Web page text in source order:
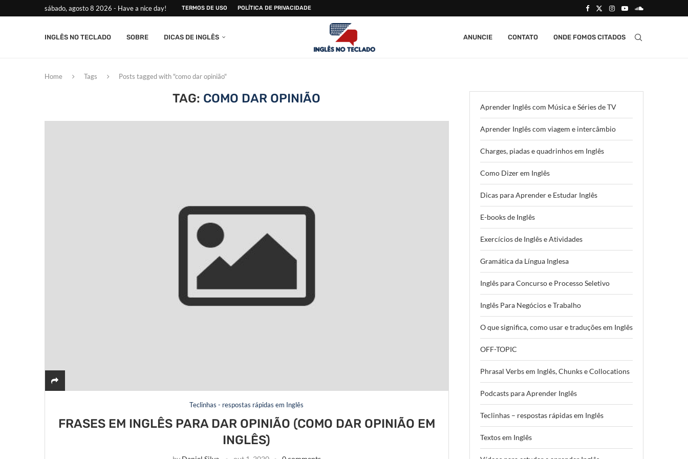
sábado, agosto 8 2026 - Have a nice day! TERMOS DE USO POLÍTICA DE PRIVACIDADE
INGLÊS NO TECLADO SOBRE DICAS DE INGLÊS ANUNCIE CONTATO ONDE FOMOS CITADOS
Home Tags Posts tagged with "como dar opinião"
TAG: COMO DAR OPINIÃO
Teclinhas - respostas rápidas em Inglês
FRASES EM INGLÊS PARA DAR OPINIÃO (COMO DAR OPINIÃO EM
INGLÊS)
Aprender Inglês com Música e Séries de TV
Aprender Inglês com viagem e intercâmbio
Charges, piadas e quadrinhos em Inglês
Como Dizer em Inglês
Dicas para Aprender e Estudar Inglês
E-books de Inglês
Exercícios de Inglês e Atividades
Gramática da Língua Inglesa
Inglês para Concurso e Processo Seletivo
Inglês Para Negócios e Trabalho
O que significa, como usar e traduções em Inglês
OFF-TOPIC
Phrasal Verbs em Inglês, Chunks e Collocations
Podcasts para Aprender Inglês
Teclinhas – respostas rápidas em Inglês
Textos em Inglês